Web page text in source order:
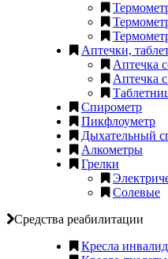
Аптечки,
Аптечка
Аптечка
Спирометр
Пикфлоуметр
Дыхательный
Алкометры
Грелки
Солевые
Средства реабилитации
Кресла